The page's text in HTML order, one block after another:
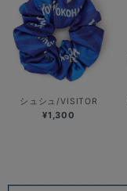
シュシュ/VISITOR
¥1,300